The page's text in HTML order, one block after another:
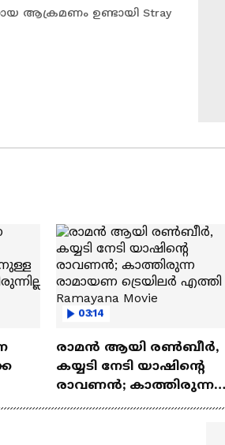
ആക്രമണം ഉണ്ടായി Stray
03:14
രാമന്‍ ആയി രൺബീർ,
കയ്യടി നേടി യാഷിന്റെ
രാവണൻ; കാത്തിരുന്ന
രാമായണ ട്രെയിലർ